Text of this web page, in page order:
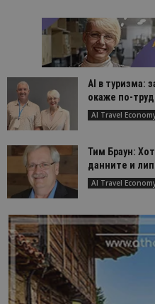
AI в туризма:
окаже по-
AI Travel
Тим Браун:
данните и
AI Travel